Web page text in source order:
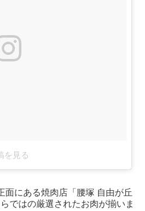
を見る
面にある焼肉店「腰塚 自由が丘
ではの厳選されたお肉が揃いま